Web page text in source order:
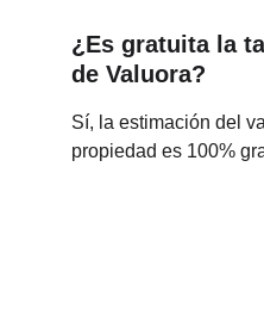
¿Es gratuita la
de Valuora?
Sí, la estimación del
propiedad es 100%